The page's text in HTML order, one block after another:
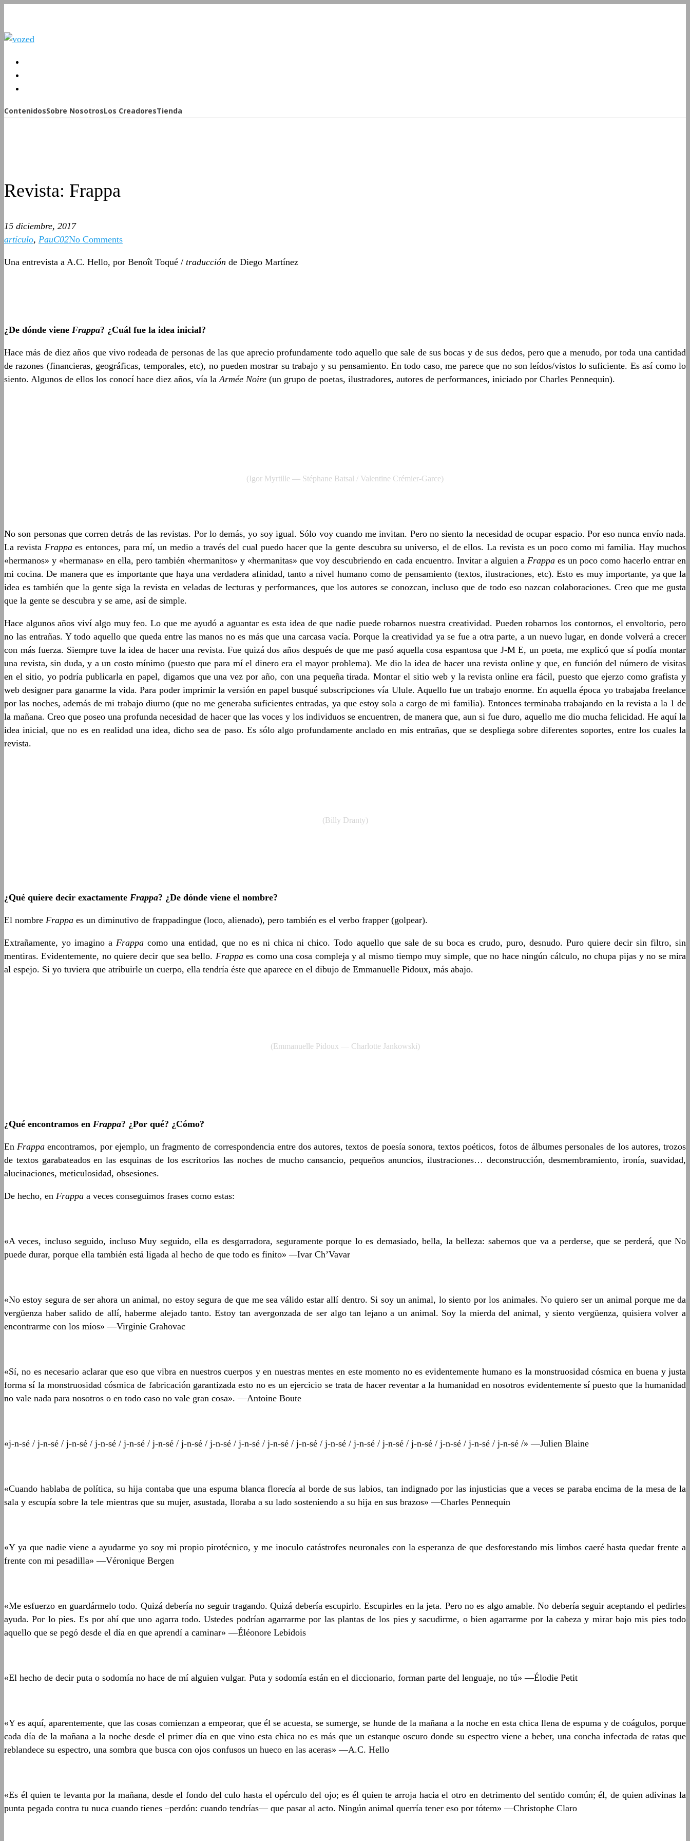
ContenidosSobre NosotrosLos CreadoresTienda
Revista: Frappa
15 diciembre, 2017
artículo, PauC02No Comments
Una entrevista a A.C. Hello, por Benoît Toqué / traducción de Diego Martínez
¿De dónde viene Frappa? ¿Cuál fue la idea inicial?
Hace más de diez años que vivo rodeada de personas de las que aprecio profundamente todo aquello que sale de sus bocas y de sus dedos, pero que a menudo, por toda una cantidad
de razones (financieras, geográficas, temporales, etc), no pueden mostrar su trabajo y su pensamiento. En todo caso, me parece que no son leídos/vistos lo suficiente. Es así como lo
siento. Algunos de ellos los conocí hace diez años, vía laArmée Noire (un grupo de poetas, ilustradores, autores de performances, iniciado por Charles Pennequin).
(Igor Myrtille — Stéphane Batsal / Valentine Crémier-Garce)
No son personas que corren detrás de las revistas. Por lo demás, yo soy igual. Sólo voy cuando me invitan. Pero no siento la necesidad de ocupar espacio. Por eso nunca envío nada.
La revista Frappaes entonces, para mí, un medio a través del cual puedo hacer que la gente descubra su universo, el de ellos. La revista es un poco como mi familia. Hay muchos
«hermanos» y «hermanas» en ella, pero también «hermanitos» y «hermanitas» que voy descubriendo en cada encuentro. Invitar a alguien a Frappaes un poco como hacerlo entrar en
mi cocina. De manera que es importante que haya una verdadera afinidad, tanto a nivel humano como de pensamiento (textos, ilustraciones, etc). Esto es muy importante, ya que la
idea es también que la gente siga la revista en veladas de lecturas y performances, que los autores se conozcan, incluso que de todo eso nazcan colaboraciones. Creo que me gusta
que la gente se descubra y se ame, así de simple.
Hace algunos años viví algo muy feo. Lo que me ayudó a aguantar es esta idea de que nadie puede robarnos nuestra creatividad. Pueden robarnos los contornos, el envoltorio, pero
no las entrañas. Y todo aquello que queda entre las manos no es más que una carcasa vacía. Porque la creatividad ya se fue a otra parte, a un nuevo lugar, en donde volverá a crecer
con más fuerza. Siempre tuve la idea de hacer una revista. Fue quizá dos años después de que me pasó aquella cosa espantosa que J-M E, un poeta, me explicó que sí podía montar
una revista, sin duda, y a un costo mínimo (puesto que para mí el dinero era el mayor problema). Me dio la idea de hacer una revista online y que, en función del número de visitas
en el sitio, yo podría publicarla en papel, digamos que una vez por año, con una pequeña tirada. Montar el sitio web y la revista online era fácil, puesto que ejerzo como grafista y
web designer para ganarme la vida. Para poder imprimir la versión en papel busqué subscripciones vía Ulule. Aquello fue un trabajo enorme. En aquella época yo trabajaba freelance
por las noches, además de mi trabajo diurno (que no me generaba suficientes entradas, ya que estoy sola a cargo de mi familia). Entonces terminaba trabajando en la revista a la 1 de
la mañana. Creo que poseo una profunda necesidad de hacer que las voces y los individuos se encuentren, de manera que, aun si fue duro, aquello me dio mucha felicidad. He aquí la
idea inicial, que no es en realidad una idea, dicho sea de paso. Es sólo algo profundamente anclado en mis entrañas, que se despliega sobre diferentes soportes, entre los cuales la
revista.
(Billy Dranty)
¿Qué quiere decir exactamente Frappa? ¿De dónde viene el nombre?
El nombre Frappa es un diminutivo de frappadingue (loco, alienado), pero también es el verbo frapper (golpear).
Extrañamente, yo imagino aFrappa como una entidad, que no es ni chica ni chico. Todo aquello que sale de su boca es crudo, puro, desnudo. Puro quiere decir sin filtro, sin
mentiras. Evidentemente, no quiere decir que sea bello. Frappaes como una cosa compleja y al mismo tiempo muy simple, que no hace ningún cálculo, no chupa pijas y no se mira
al espejo. Si yo tuviera que atribuirle un cuerpo, ella tendría éste que aparece en el dibujo de Emmanuelle Pidoux, más abajo.
(Emmanuelle Pidoux — Charlotte Jankowski)
¿Qué encontramos en Frappa? ¿Por qué? ¿Cómo?
En Frappa encontramos, por ejemplo, un fragmento de correspondencia entre dos autores, textos de poesía sonora, textos poéticos, fotos de álbumes personales de los autores, trozos
de textos garabateados en las esquinas de los escritorios las noches de mucho cansancio, pequeños anuncios, ilustraciones… deconstrucción, desmembramiento, ironía, suavidad,
alucinaciones, meticulosidad, obsesiones.
De hecho, en Frappa a veces conseguimos frases como estas:
«A veces, incluso seguido, incluso Muy seguido, ella es desgarradora, seguramente porque lo es demasiado, bella, la belleza: sabemos que va a perderse, que se perderá, que No
puede durar, porque ella también está ligada al hecho de que todo es finito»—Ivar Ch’Vavar
«No estoy segura de ser ahora un animal, no estoy segura de que me sea válido estar allí dentro. Si soy un animal, lo siento por los animales. No quiero ser un animal porque me da
vergüenza haber salido de allí, haberme alejado tanto. Estoy tan avergonzada de ser algo tan lejano a un animal. Soy la mierda del animal, y siento vergüenza, quisiera volver a
encontrarme con los míos» —Virginie Grahovac
«Sí, no es necesario aclarar que eso que vibra en nuestros cuerpos y en nuestras mentes en este momento no es evidentemente humano es la monstruosidad cósmica en buena y justa
forma sí la monstruosidad cósmica de fabricación garantizada esto no es un ejercicio se trata de hacer reventar a la humanidad en nosotros evidentemente sí puesto que la humanidad
no vale nada para nosotros o en todo caso no vale gran cosa». —Antoine Boute
«j-n-sé / j-n-sé / j-n-sé / j-n-sé / j-n-sé / j-n-sé / j-n-sé / j-n-sé / j-n-sé / j-n-sé / j-n-sé / j-n-sé / j-n-sé / j-n-sé / j-n-sé / j-n-sé / j-n-sé / j-n-sé /» —Julien Blaine
«Cuando hablaba de política, su hija contaba que una espuma blanca florecía al borde de sus labios, tan indignado por las injusticias que a veces se paraba encima de la mesa de la
sala y escupía sobre la tele mientras que su mujer, asustada, lloraba a su lado sosteniendo a su hija en sus brazos» —Charles Pennequin
«Y ya que nadie viene a ayudarme yo soy mi propio pirotécnico, y me inoculo catástrofes neuronales con la esperanza de que desforestando mis limbos caeré hasta quedar frente a
frente con mi pesadilla» —Véronique Bergen
«Me esfuerzo en guardármelo todo. Quizá debería no seguir tragando. Quizá debería escupirlo. Escupirles en la jeta. Pero no es algo amable. No debería seguir aceptando el pedirles
ayuda. Por lo pies. Es por ahí que uno agarra todo. Ustedes podrían agarrarme por las plantas de los pies y sacudirme, o bien agarrarme por la cabeza y mirar bajo mis pies todo
aquello que se pegó desde el día en que aprendí a caminar» —Éléonore Lebidois
«El hecho de decir puta o sodomía no hace de mí alguien vulgar. Puta y sodomía están en el diccionario, forman parte del lenguaje, no tú» —Élodie Petit
«Y es aquí, aparentemente, que las cosas comienzan a empeorar, que él se acuesta, se sumerge, se hunde de la mañana a la noche en esta chica llena de espuma y de coágulos, porque
cada día de la mañana a la noche desde el primer día en que vino esta chica no es más que un estanque oscuro donde su espectro viene a beber, una concha infectada de ratas que
reblandece su espectro, una sombra que busca con ojos confusos un hueco en las aceras» —A.C. Hello
«Es él quien te levanta por la mañana, desde el fondo del culo hasta el opérculo del ojo; es él quien te arroja hacia el otro en detrimento del sentido común; él, de quien adivinas la
punta pegada contra tu nuca cuando tienes –perdón: cuando tendrías— que pasar al acto. Ningún animal querría tener eso por tótem» —Christophe Claro